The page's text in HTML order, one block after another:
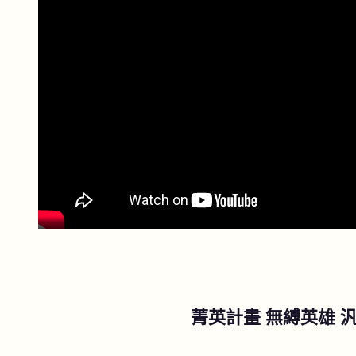
菁英計畫 無縛英雄